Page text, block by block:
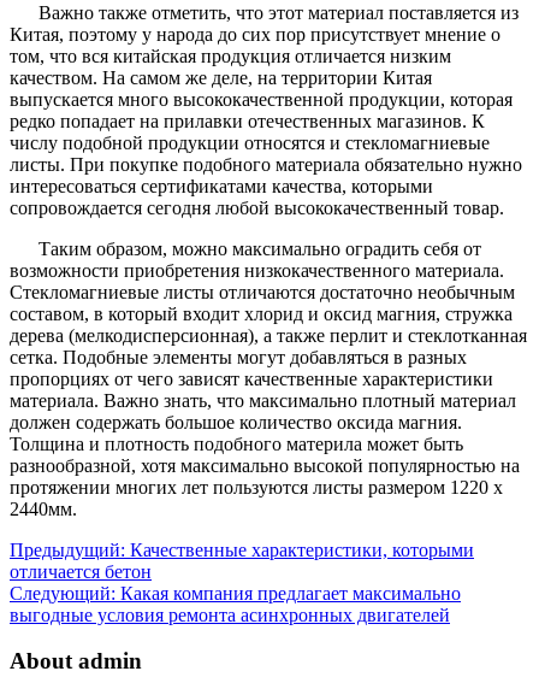
Важно также отметить, что этот материал поставляется из
Китая, поэтому у народа до сих пор присутствует мнение о
том, что вся китайская продукция отличается низким
качеством. На самом же деле, на территории Китая
выпускается много высококачественной продукции, которая
редко попадает на прилавки отечественных магазинов. К
числу подобной продукции относятся и стекломагниевые
листы. При покупке подобного материала обязательно нужно
интересоваться сертификатами качества, которыми
сопровождается сегодня любой высококачественный товар.
Таким образом, можно максимально оградить себя от
возможности приобретения низкокачественного материала.
Стекломагниевые листы отличаются достаточно необычным
составом, в который входит хлорид и оксид магния, стружка
дерева (мелкодисперсионная), а также перлит и стеклотканная
сетка. Подобные элементы могут добавляться в разных
пропорциях от чего зависят качественные характеристики
материала. Важно знать, что максимально плотный материал
должен содержать большое количество оксида магния.
Толщина и плотность подобного материла может быть
разнообразной, хотя максимально высокой популярностью на
протяжении многих лет пользуются листы размером 1220 х
2440мм.
Предыдущий: Качественные характеристики, которыми
отличается бетон
Следующий: Какая компания предлагает максимально
выгодные условия ремонта асинхронных двигателей
About admin